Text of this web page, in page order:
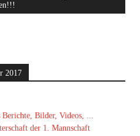
2017
Bilder, Videos, ...
der 1. Mannschaft